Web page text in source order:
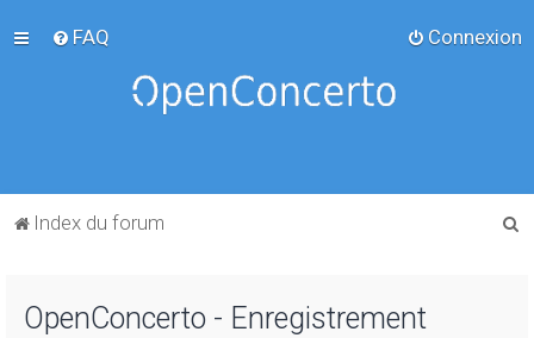
FAQ Connexion
Index du forum
OpenConcerto - Enregistrement